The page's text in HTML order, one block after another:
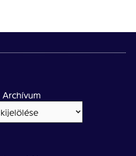
Archívum